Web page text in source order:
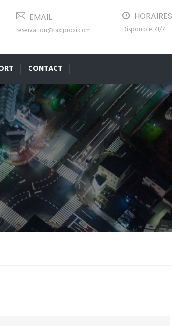
EMAIL
reservation@taxiproxi.com
HORAIRES
Disponible 7J/7
CONTACT